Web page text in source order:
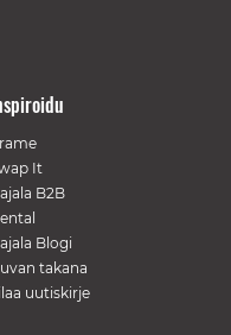
It
B2B
Blogi
takana
uutiskirje